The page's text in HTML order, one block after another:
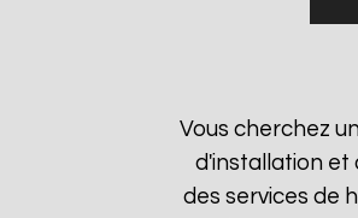
Vous cherchez
d'installation et
des services de